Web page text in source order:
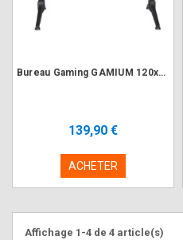
Bureau Gaming GAMIUM 120x60cm avec support casque et gobelet
139,90 €
ACHETER
Affichage 1-4 de 4 article(s)